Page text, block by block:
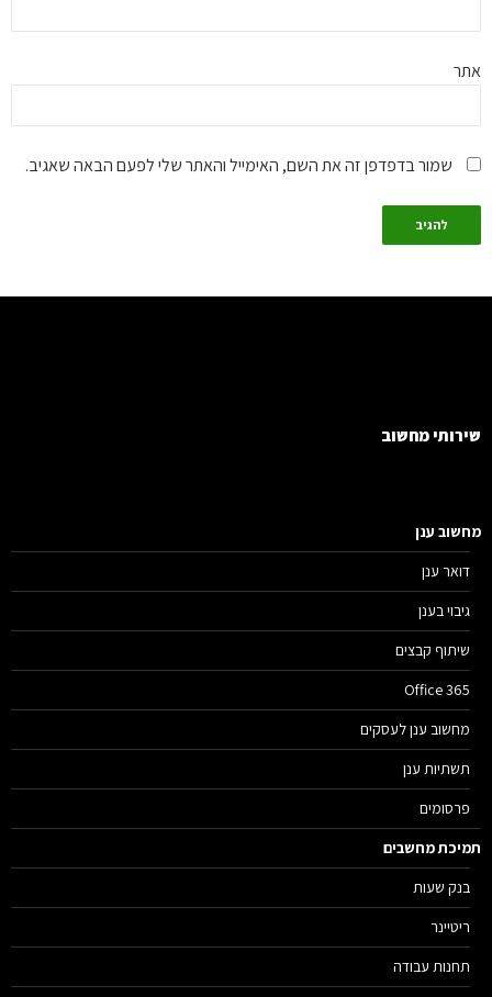
שמור בדפדפן זה את השם, האימייל והאתר שלי לפעם הבאה שאגיב.
מחשוב
ענן
דואר ענן
גיבוי בענן
שיתוף קבצים
Office 365
מחשוב ענן לעסקים
תשתיות ענן
פרסומים
מחשבים
בנק שעות
ריטיינר
תחנות עבודה